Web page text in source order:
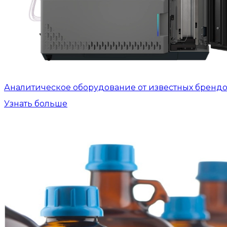
Аналитическое оборудование от известных
Узнать больше